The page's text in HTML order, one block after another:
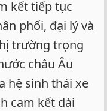
kết tiếp tục
phối, đại lý và
trường trọng
châu Âu
hệ sinh thái xe
cam kết dài